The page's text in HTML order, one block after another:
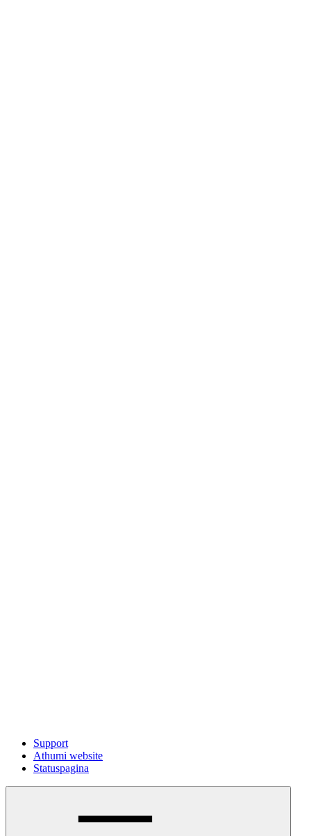
Support
Athumi website
Statuspagina